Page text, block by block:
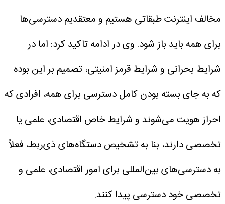
مخالف اینترنت طبقاتی هستیم و معتقدیم دسترسی‌ها
برای همه باید باز شود. وی در ادامه تاکید کرد: اما در
شرایط بحرانی و شرایط قرمز امنیتی، تصمیم بر این بوده
که به جای بسته بودن کامل دسترسی برای همه، افرادی که
احراز هویت می‌شوند و شرایط خاص اقتصادی، علمی یا
تخصصی دارند، بنا به تشخیص دستگاه‌های ذی‌ربط، فعلاً
به دسترسی‌های بین‌المللی برای امور اقتصادی، علمی و
تخصصی خود دسترسی پیدا کنند.